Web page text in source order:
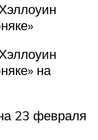
на
23 февраля